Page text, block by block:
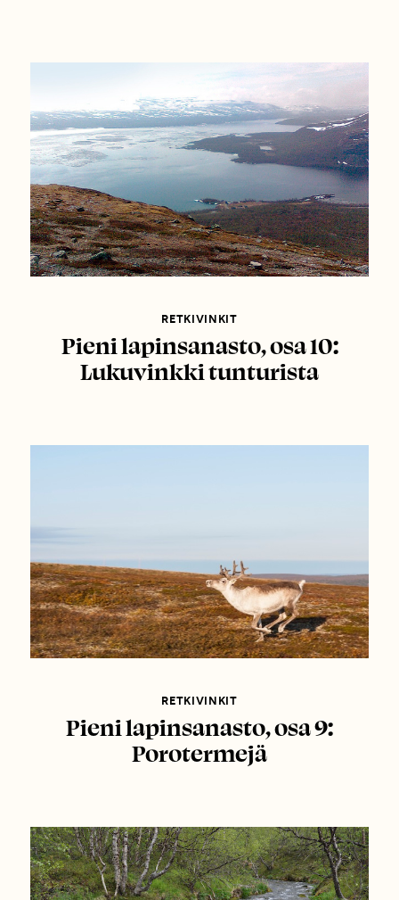
RETKIVINKIT
Pieni lapinsanasto, osa 10:
Lukuvinkki tunturista
RETKIVINKIT
Pieni lapinsanasto, osa 9:
Porotermejä